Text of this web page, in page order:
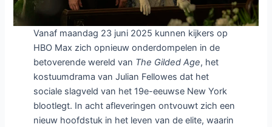
Vanaf maandag 23 juni 2025 kunnen kijkers op
HBO Max zich opnieuw onderdompelen in de
betoverende wereld van The Gilded Age, het
kostuumdrama van Julian Fellowes dat het
sociale slagveld van het 19e-eeuwse New York
blootlegt. In acht afleveringen ontvouwt zich een
nieuw hoofdstuk in het leven van de elite, waarin